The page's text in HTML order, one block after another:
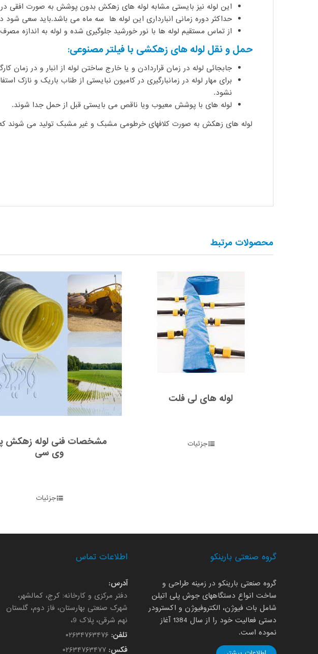
این لوله نیز بایستی مشابه لوله های زهکش بدون پوشش به صورت افقی در
حداکثر دوره زمانی انبارداری این لوله ها سه ماه می باشد.باید سعی
از تماس مستقیم لوله ها با نور خورشید جلوگیری شده و لوله به اندازه مصرف
حمل و نقل لوله های زهکشی با فیلتر مصنوعی:
جابجائی لوله در زمان قراردادن و یا خارج ساختن لوله از انبار و در
برای مهار لوله در زمانبارگیری در کامیون نبایستی از طناب باریک و نازک
نشود.
لوله های با پوشش معیوب ویا ناقص می بایستی قبل از حمل جدا شوند.
لوله های زهکش به صورت کلافهای خرطومی مشبک و غیر مشبک تولید می شوند
محصولات مرتبط
لوله های لی فلت
جزئیات
مشخصات فنی لوله زهکش
وی سی
جزئیات
گروه صنعتی بارینکو
گروه صنعتی بارینکو در زمینه طراحی و
ساخت انواع دستگاههای جوش پلی اتیلن
شامل بات فیوژن، الکتروفیوژن و اکسترودر
دستی فعالیت خود را از سال 1384 آغاز
نموده است.
اطلاعات تماس
آدرس:
دفتر مرکزی و کارخانه: کرج، کمالشهر،
شهرک صنعتی بهارستان، فاز دوم، گلستان
نهم شرقی، پلاک 9،
تلفن: ۰۲۶۳۴۷۶۳۴۷۶
فکس: ۰۲۶۳۴۷۶۳۴۷۷